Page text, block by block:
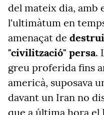
del mateix dia, amb
l'ultimàtum en
amenaçat de
"civilització" persa.
greu proferida fins
americà, suposava
davant un Iran no
que a última hora el